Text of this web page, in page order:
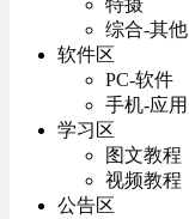
特摄
综合-其他
软件区
PC-软件
手机-应用
学习区
图文教程
视频教程
公告区